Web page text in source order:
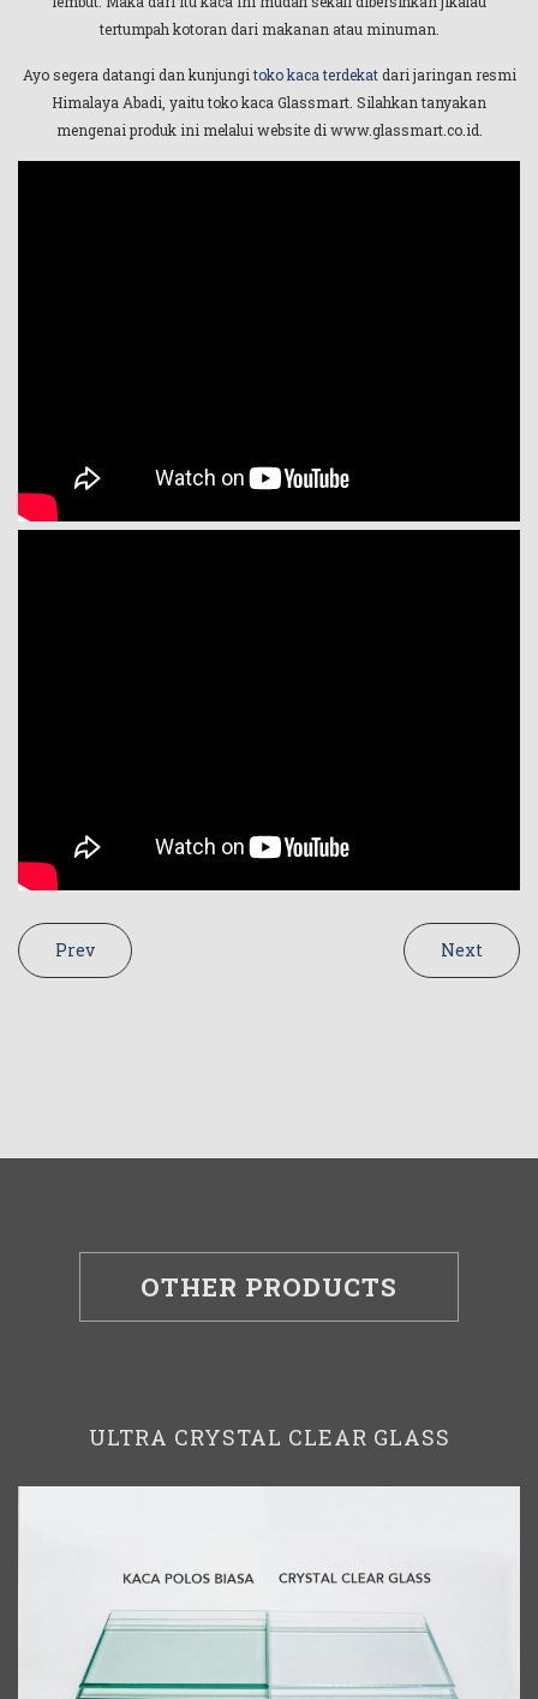
tertumpah kotoran dari makanan atau minuman.
Ayo segera datangi dan kunjungitoko kaca terdekatdari jaringan resmi
Himalaya Abadi, yaitu toko kaca Glassmart. Silahkan tanyakan
mengenai produk ini melalui website di www.glassmart.co.id.
Prev Next
OTHER PRODUCTS
ULTRA CRYSTAL CLEAR GLASS